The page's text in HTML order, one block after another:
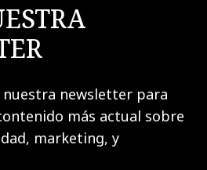
newsletter para
más actual sobre
marketing, y